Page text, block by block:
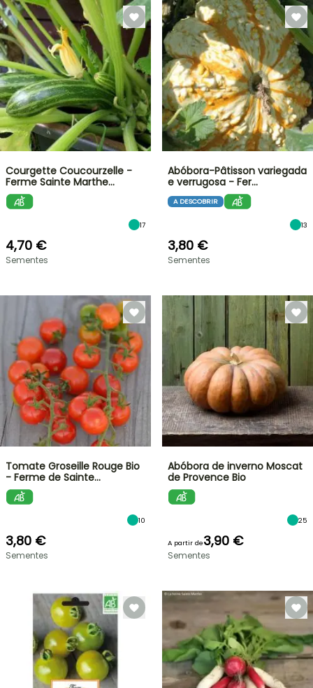
Courgette Coucourzelle -
Ferme Sainte Marthe…
17
4,70 €
Sementes
Abóbora-Pâtisson variegada
e verrugosa - Fer…
A DESCOBRIR
13
3,80 €
Sementes
Tomate Groseille Rouge Bio
- Ferme de Sainte…
10
3,80 €
Sementes
Abóbora de inverno Moscat
de Provence Bio
25
A partir de3,90 €
Sementes